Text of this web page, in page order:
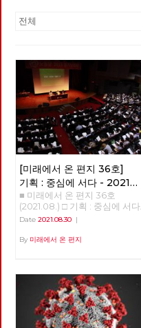
[미래에서 온 편지 36호]
기획 : 중심에 서다 - 2021
노동당 정기당대회를
소개합니다
■ 미래에서 온 편지 36호
(2021.08.) □ 기획 : 중심에 서다
- 2021 노동당 정기당대회를 소
회 준비위원장, 편집위원 “라면
깊은 동네에서 열렸다. 회의는
끝날 줄 몰랐고, 대의원들의 식
사를 위하여 정회하는 동안 대회
장 주변 청소년기를 보낸 옛 동
네를 둘러보기로 마음먹었다. 홀
Date 2021.08.30 |
By 미래에서 온 편지